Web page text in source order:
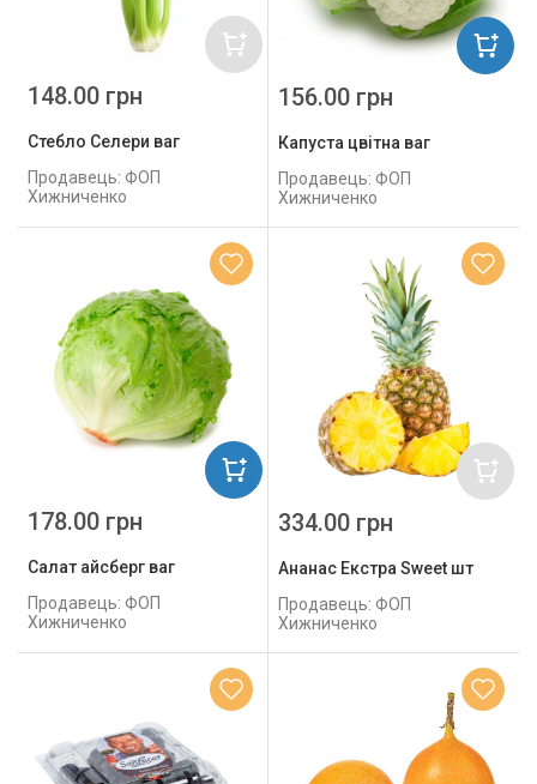
Стебло Селери ваг
Продавець: ФОП
Хижниченко
148.00 грн
Капуста цвітна ваг
Продавець: ФОП
Хижниченко
156.00 грн
Салат айсберг ваг
Продавець: ФОП
Хижниченко
178.00 грн
Ананас Екстра Sweet шт
Продавець: ФОП
Хижниченко
334.00 грн